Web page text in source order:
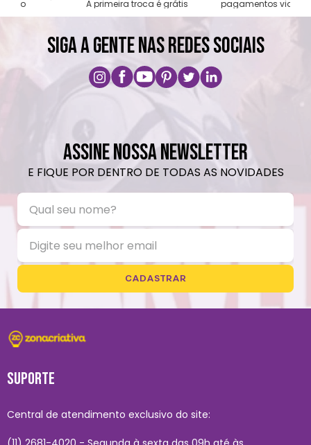
A primeira troca é grátis pagamentos via PIX ou boleto
SIGA A GENTE NAS REDES SOCIAIS
ASSINE NOSSA NEWSLETTER
E FIQUE POR DENTRO DE TODAS AS NOVIDADES
CADASTRAR
SUPORTE
Central de atendimento exclusivo do site: